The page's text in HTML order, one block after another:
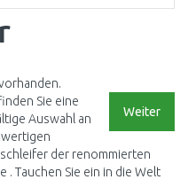
Weiter
Sie eine
Auswahl an
der renommierten
. Tauchen Sie ein in die Welt